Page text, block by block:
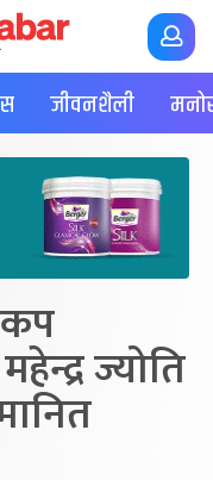
जीवनशैली
ज्योति